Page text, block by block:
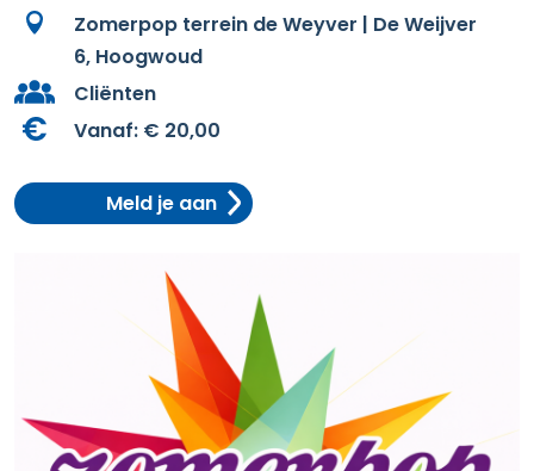
Zomerpop terrein de Weyver | De Weijver
6, Hoogwoud
Cliënten
Vanaf: € 20,00
Meld je aan